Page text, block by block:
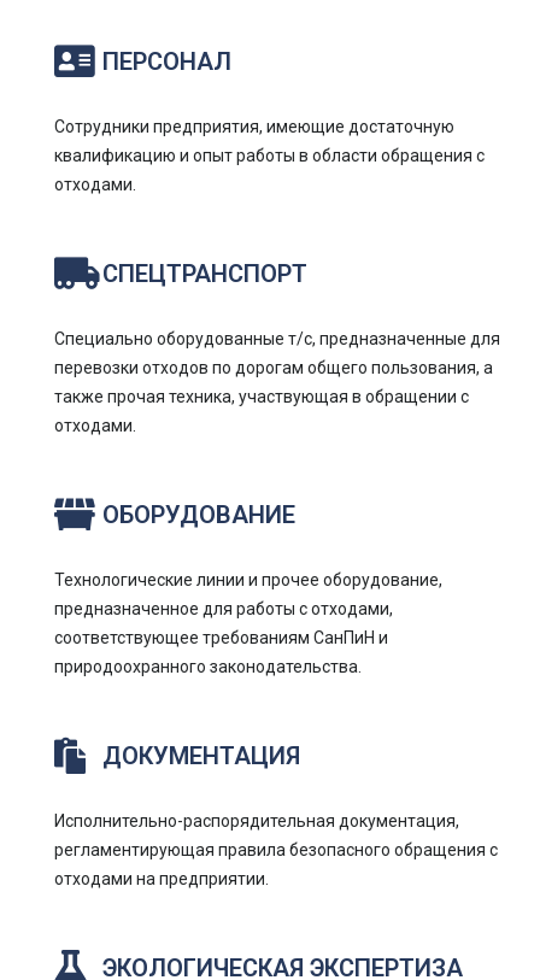
ПЕРСОНАЛ
Сотрудники предприятия, имеющие достаточную
квалификацию и опыт работы в области обращения с
отходами.
СПЕЦТРАНСПОРТ
Специально оборудованные т/с, предназначенные для
перевозки отходов по дорогам общего пользования, а
также прочая техника, участвующая в обращении с
отходами.
ОБОРУДОВАНИЕ
Технологические линии и прочее оборудование,
предназначенное для работы с отходами,
соответствующее требованиям СанПиН и
природоохранного законодательства.
ДОКУМЕНТАЦИЯ
Исполнительно-распорядительная документация,
регламентирующая правила безопасного обращения с
отходами на предприятии.
ЭКОЛОГИЧЕСКАЯ ЭКСПЕРТИЗА